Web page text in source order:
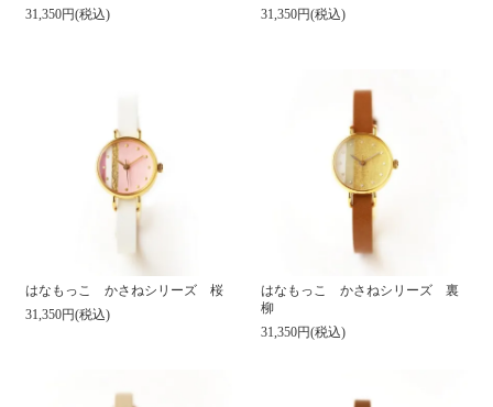
31,350円(税込)
31,350円(税込)
はなもっこ かさねシリーズ 桜
31,350円(税込)
はなもっこ かさねシリーズ 裏
柳
31,350円(税込)